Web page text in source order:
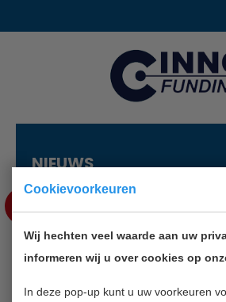
Cookievoorkeuren
Wij hechten veel waarde aan uw
informeren wij u over cookies op
In deze pop-up kunt u uw voorkeuren
NIEUWS
24
ONDERNEMERS